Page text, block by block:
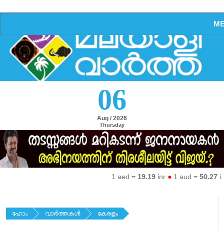
06
Aug / 2026
Thursday
1 aed =19.19inr●1 aud =50.27inr●1
ഹോം വാര്‍ത്തകള്‍ കേരളം